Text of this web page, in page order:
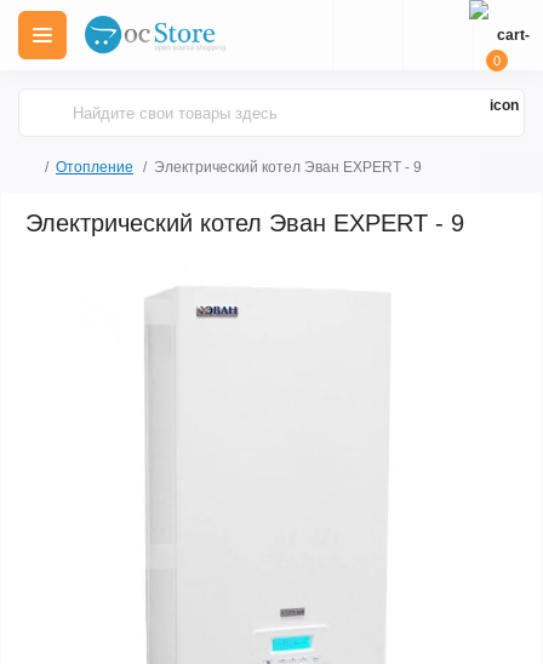
0
Отопление Электрический котел Эван EXPERT - 9
Электрический котел Эван EXPERT - 9